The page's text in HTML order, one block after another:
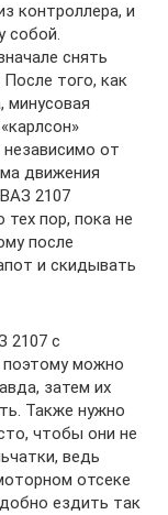
контроллера, и
собой.
снять
После того, как
минусовая
от
движения
2107
пор, пока не
после
и скидывать
2107 с
поэтому можно
затем их
Также нужно
чтобы они не
ведь
отсеке
ездить так